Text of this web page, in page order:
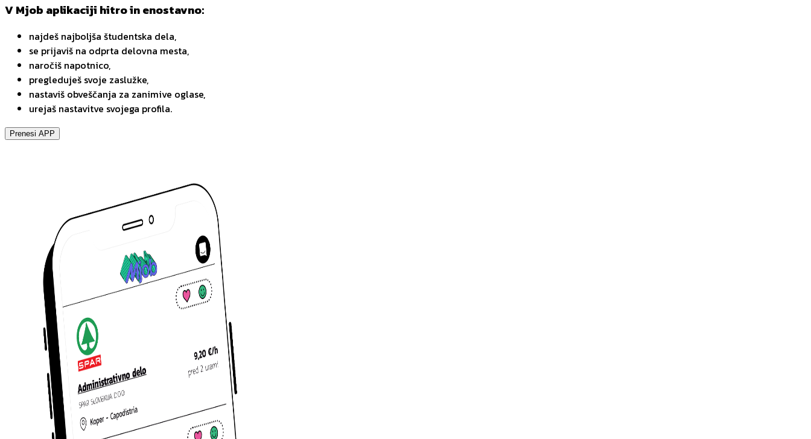
V Mjob aplikaciji hitro in enostavno:
najdeš najboljša študentska dela,
se prijaviš na odprta delovna mesta,
naročiš napotnico,
pregleduješ svoje zaslužke,
nastaviš obveščanja za zanimive oglase,
urejaš nastavitve svojega profila.
Prenesi APP